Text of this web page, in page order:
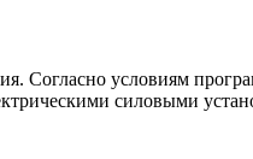
Согласно условиям
силовыми